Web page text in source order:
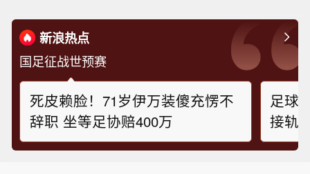
新浪热点
国足征战世预赛
死皮赖脸！71岁伊万装傻充愣不
辞职 坐等足协赔400万
足球
接轨